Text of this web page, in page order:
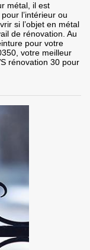
métal, il est
l’intérieur ou
si l’objet en métal
de rénovation. Au
pour votre
votre meilleur
rénovation 30 pour